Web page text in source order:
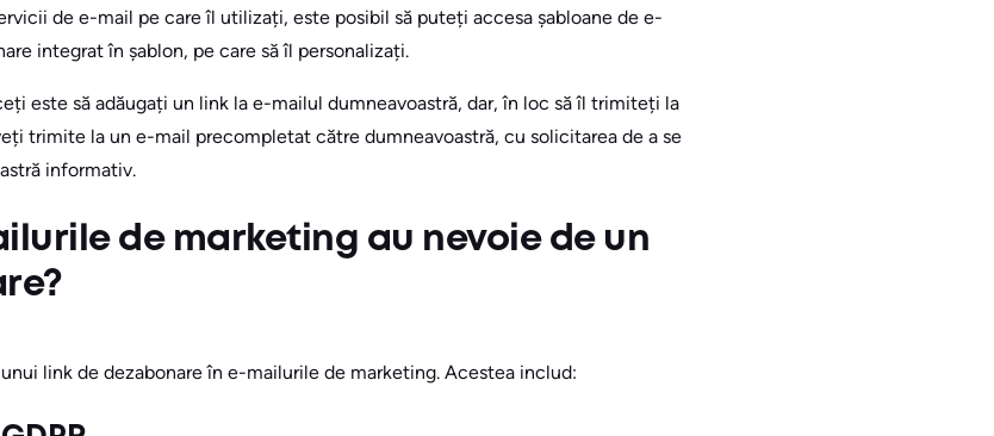
de e-mail pe care îl utilizați, este posibil să puteți accesa șabloane de e-
integrat în șablon, pe care să îl personalizați.
este să adăugați un link la e-mailul dumneavoastră, dar, în loc să îl trimiteți la
trimite la un e-mail precompletat către dumneavoastră, cu solicitarea de a se
informativ.
de marketing au nevoie de un
link de dezabonare în e-mailurile de marketing. Acestea includ: